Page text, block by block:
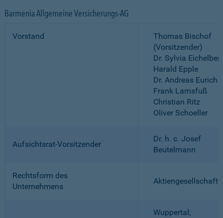
Barmenia Allgemeine Versicherungs-AG
Vorstand
Thomas Bischof
(Vorsitzender)
Dr. Sylvia
Harald Epple
Dr. Andreas Eurich
Frank Lamsfuß
Christian Ritz
Oliver Schoeller
Aufsichtsrat-Vorsitzender
Dr. h. c. Josef
Beutelmann
Rechtsform des
Unternehmens
Aktiengesellschaft
Wuppertal;